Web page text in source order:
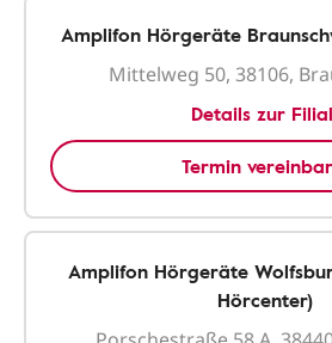
Amplifon Hörgeräte
Mittelweg 50, 38106,
Details zur
Termin
Amplifon Hörgeräte
Hörcenter)